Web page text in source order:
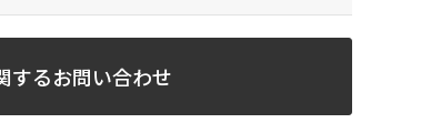
するお問い合わせ